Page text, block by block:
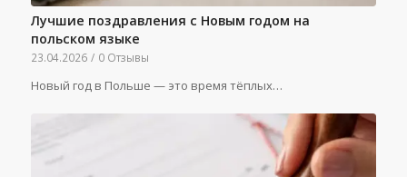
Лучшие поздравления с Новым годом на
польском языке
23.04.2026 / 0 Отзывы
Новый год в Польше — это время тёплых…